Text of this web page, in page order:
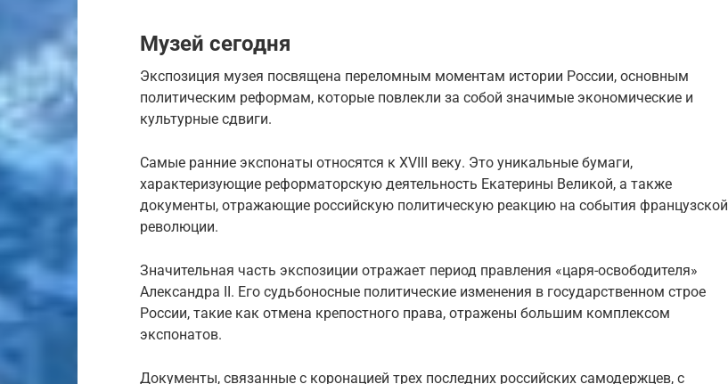
Музей сегодня
Экспозиция музея посвящена переломным моментам истории России, основным
политическим реформам, которые повлекли за собой значимые экономические и
культурные сдвиги.
Самые ранние экспонаты относятся к XVIII веку. Это уникальные бумаги,
характеризующие реформаторскую деятельность Екатерины Великой, а также
документы, отражающие российскую политическую реакцию на события французской
революции.
Значительная часть экспозиции отражает период правления «царя-освободителя»
Александра II. Его судьбоносные политические изменения в государственном строе
России, такие как отмена крепостного права, отражены большим комплексом
экспонатов.
Документы, связанные с коронацией трех последних российских самодержцев, с